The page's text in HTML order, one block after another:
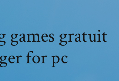
games gratuit
for pc